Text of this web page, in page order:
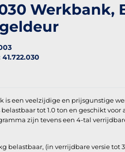
Werkbank,
is een veelzijdige en prijsgunstige
tot 1.0 ton en geschikt
zijn tevens een 4-tal
belastbaar, (in verrijdbare versie